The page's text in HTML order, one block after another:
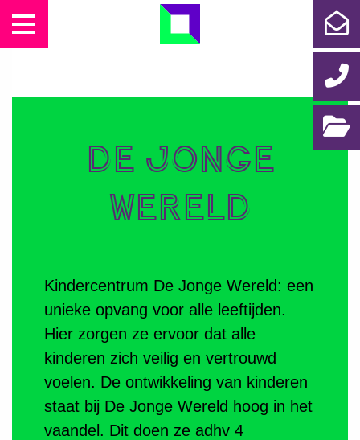
DIENSTEN
CASES
CONTACT
De Jonge
Wereld
Kindercentrum De Jonge Wereld: een
unieke opvang voor alle leeftijden.
Hier zorgen ze ervoor dat alle
kinderen zich veilig en vertrouwd
voelen. De ontwikkeling van kinderen
staat bij De Jonge Wereld hoog in het
vaandel. Dit doen ze adhv 4